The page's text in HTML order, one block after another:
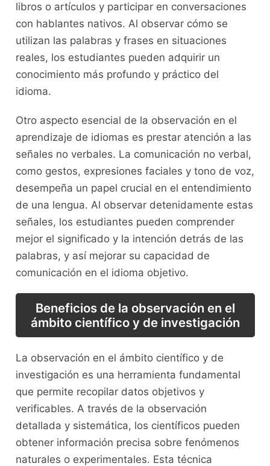
libros o⁤ artículos y‍ participar ⁢en conversaciones
con hablantes nativos. Al observar cómo ⁤se
utilizan las palabras y frases en situaciones
‍reales, los estudiantes pueden adquirir un
⁢conocimiento más⁢ profundo y práctico del
idioma.
Otro aspecto esencial de la observación en el ​
aprendizaje ⁢de ‌idiomas es⁢ prestar atención a las
señales no verbales. La ​comunicación no verbal,
como gestos, expresiones faciales y tono de voz,
desempeña un papel‍ crucial en el entendimiento
‌de​ una lengua. Al⁣ observar detenidamente estas
señales, los ​estudiantes pueden comprender
mejor‌ el significado y la intención detrás de las
palabras, y así mejorar⁢ su capacidad de
comunicación en el idioma objetivo.
Beneficios de​ la observación⁢ en el
ámbito científico y de investigación
La observación en⁤ el ámbito científico y de‌
investigación es una herramienta fundamental
que permite recopilar datos objetivos y
verificables. ‍A⁤ través de la ​observación
detallada y sistemática, los científicos pueden
⁣obtener información precisa sobre⁢ fenómenos
naturales o experimentales. Esta técnica